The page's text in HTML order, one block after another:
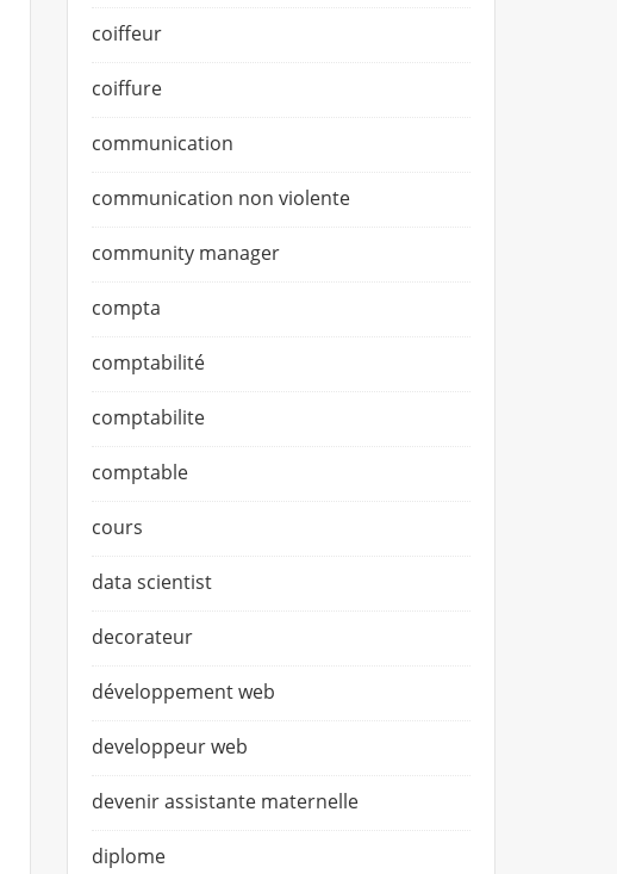
coiffeur
coiffure
communication
communication non violente
community manager
compta
comptabilité
comptabilite
comptable
cours
data scientist
decorateur
développement web
developpeur web
devenir assistante maternelle
diplome